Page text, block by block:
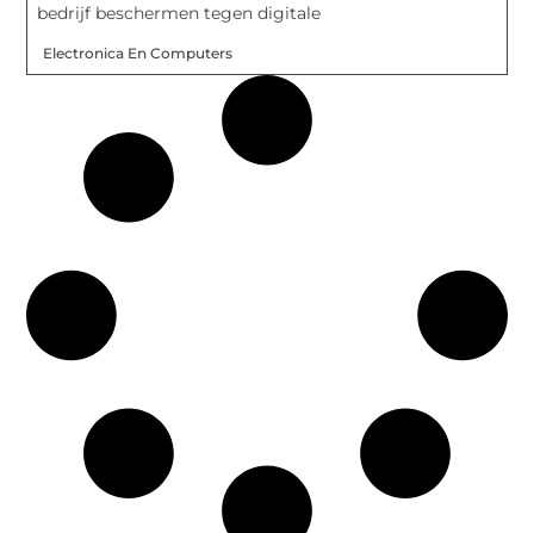
bedrijf beschermen tegen digitale
Electronica En Computers